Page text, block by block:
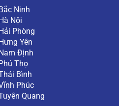
Bắc Ninh
Hà Nội
Hải Phòng
Hưng Yên
Nam Định
Phú Thọ
Bình
Phúc
Quang